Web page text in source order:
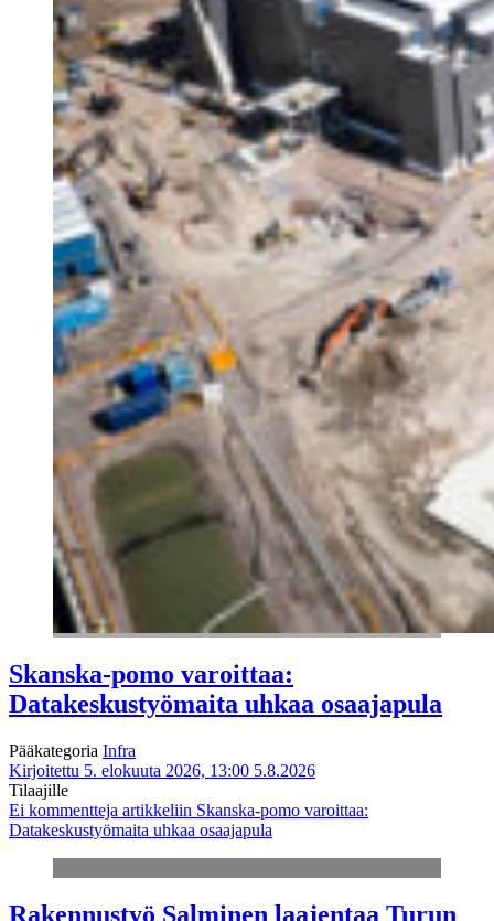
Skanska-pomo varoittaa:
Datakeskustyömaita uhkaa osaajapula
Pääkategoria Infra
Kirjoitettu 5. elokuuta 2026, 13:00 5.8.2026
Tilaajille
Ei kommentteja artikkeliin Skanska-pomo varoittaa:
Datakeskustyömaita uhkaa osaajapula
Rakennustyö Salminen laajentaa Turun